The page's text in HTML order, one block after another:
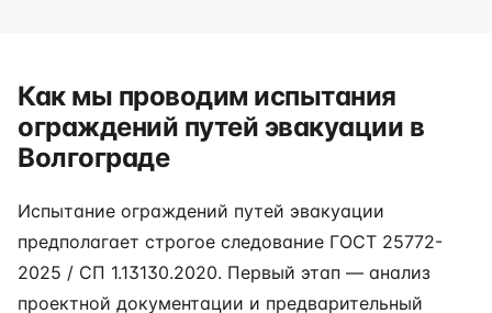
Как мы проводим испытания
ограждений путей эвакуации в
Волгограде
Испытание ограждений путей эвакуации
предполагает строгое следование ГОСТ 25772-
2025 / СП 1.13130.2020. Первый этап — анализ
проектной документации и предварительный